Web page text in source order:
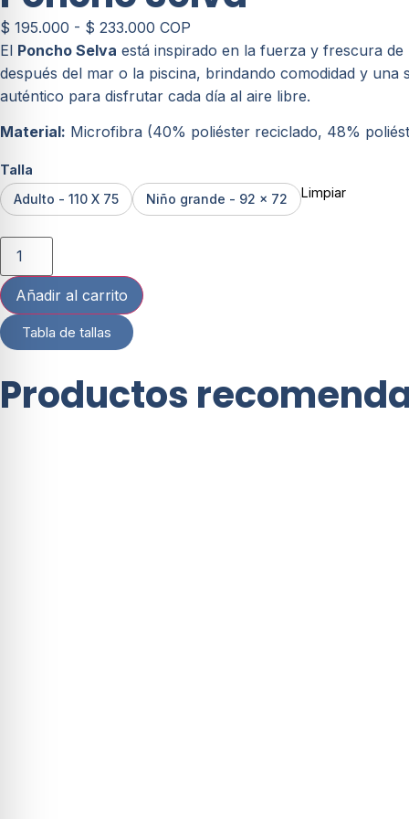
$ 195.000 - $ 233.000 COP
El Poncho Selva está inspirado en la fuerza y frescura
después del mar o la piscina, brindando comodidad y
auténtico para disfrutar cada día al aire libre.
Material: Microfibra (40% poliéster reciclado, 48%
Talla
Adulto - 110 X 75
Niño grande - 92 x 72 Limpiar
Añadir al carrito
Tabla de tallas
Productos